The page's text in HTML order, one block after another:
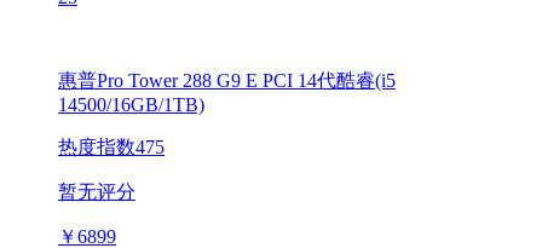
惠普Pro Tower 288 G9 E PCI 14代酷睿(i5
14500/16GB/1TB)
热度指数475
暂无评分
￥6899